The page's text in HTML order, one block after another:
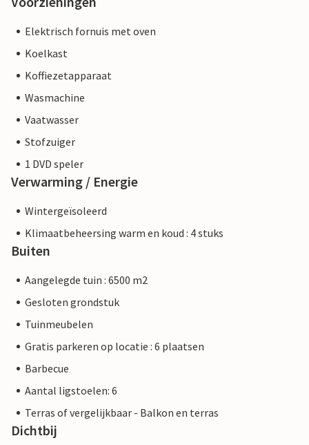
Elektrisch fornuis met oven
Koelkast
Koffiezetapparaat
Wasmachine
Vaatwasser
Stofzuiger
1 DVD speler
Verwarming / Energie
Wintergeïsoleerd
Klimaatbeheersing warm en koud : 4 stuks
Buiten
Aangelegde tuin : 6500 m2
Gesloten grondstuk
Tuinmeubelen
Gratis parkeren op locatie : 6 plaatsen
Barbecue
Aantal ligstoelen: 6
Terras of vergelijkbaar - Balkon en terras
Dichtbij